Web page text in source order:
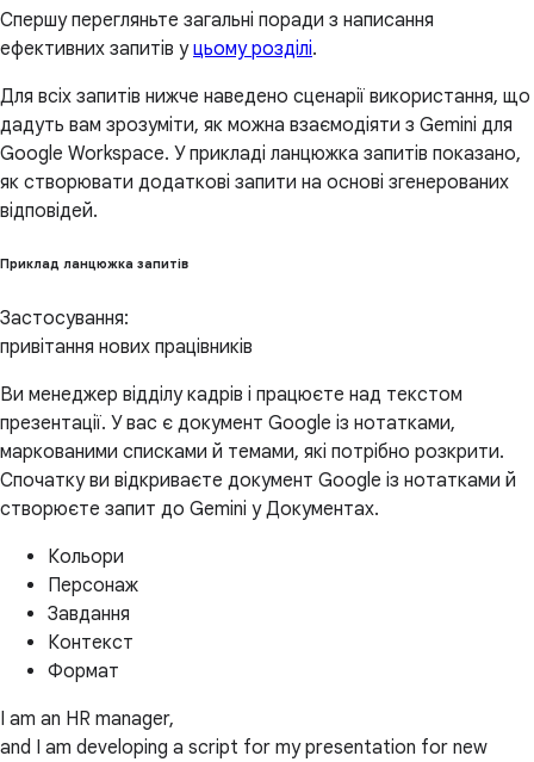
Спершу перегляньте загальні поради з написання
ефективних запитів уцьому розділі.
Для всіх запитів нижче наведено сценарії використання, що
дадуть вам зрозуміти, як можна взаємодіяти з Gemini для
Google Workspace. У прикладі ланцюжка запитів показано,
як створювати додаткові запити на основі згенерованих
відповідей.
Приклад ланцюжка запитів
Застосування:
привітання нових працівників
Ви менеджер відділу кадрів і працюєте над текстом
презентації. У вас є документ Google із нотатками,
маркованими списками й темами, які потрібно розкрити.
Спочатку ви відкриваєте документ Google із нотатками й
створюєте запит до Gemini у Документах.
Кольори
Персонаж
Завдання
Контекст
Формат
I am an HR manager,
and I am developing a script for my presentation for new